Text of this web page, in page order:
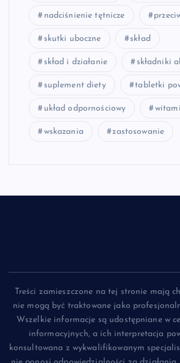
nadciśnienie tętnicze
skutki uboczne skład
skład i działanie składniki
suplement diety tabletki
układ odpornościowy
wskazania zastosowanie
Treści zamieszczone na tej stronie mają
nie mogą być traktowane jako
Wszelkie informacje są udostępniane w
informacyjnych, a ich interpretacja
konsultowana z wykwalifikowanym